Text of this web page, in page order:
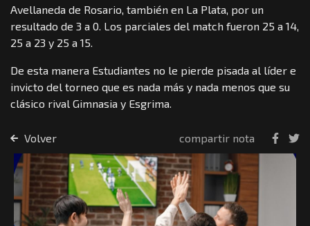
Avellaneda de Rosario, también en La Plata, por un
resultado de 3 a 0. Los parciales del match fueron 25 a 14,
25 a 23 y 25 a 15.
De esta manera Estudiantes no le pierde pisada al líder e
invicto del torneo que es nada más y nada menos que su
clásico rival Gimnasia y Esgrima.
Volver compartir nota